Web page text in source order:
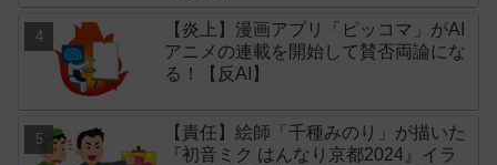
【炎上】漫画アプリ「ピッコマ」がAI
アニメの連載を開始して賛否両論にな
る！【反AI】
【責任】絵師「千種みのり」が描いた
『初音ミク はんなり京都2024』イラ